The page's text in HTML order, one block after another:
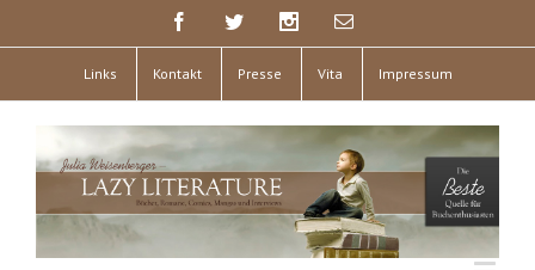
Links Kontakt Presse Vita Impressum